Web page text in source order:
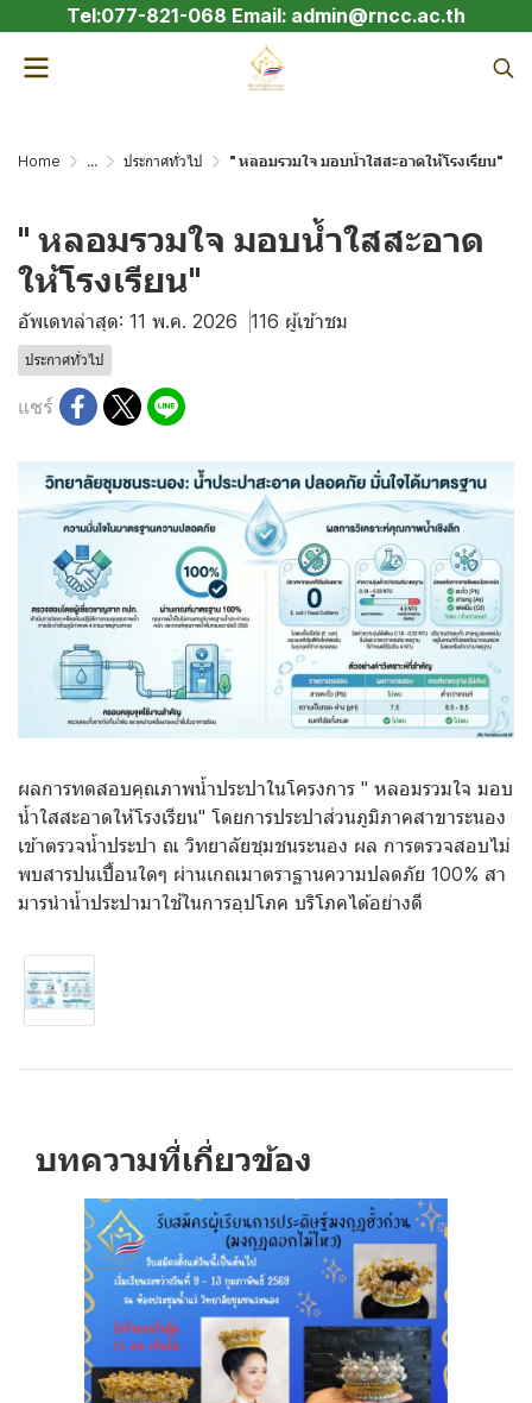
Tel:077-821-068 Email: admin@rncc.ac.th
Home ... ประกาศทั่วไป " หลอมรวมใจ มอบน้ำใสสะอาดให้โรงเรียน"
" หลอมรวมใจ มอบน้ำใสสะอาด
ให้โรงเรียน"
อัพเดทล่าสุด: 11 พ.ค. 2026 116 ผู้เข้าชม
ประกาศทั่วไป
แชร์
ผลการทดสอบคุณภาพน้ำประปาในโครงการ " หลอมรวมใจ มอบ
น้ำใสสะอาดให้โรงเรียน" โดยการประปาส่วนภูมิภาคสาขาระนอง
เข้าตรวจน้ำประปา ณ วิทยาลัยชุมชนระนอง ผล การตรวจสอบไม่
พบสารปนเปื้อนใดๆ ผ่านเกณมาตราฐานความปลดภัย 100% สา
มารนำน้ำประปามาใช้ในการอุปโภค บริโภคได้อย่างดี
บทความที่เกี่ยวข้อง